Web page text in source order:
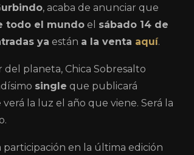
, acaba de anunciar que
todo el mundo el sábado 14 de
ya están a la venta aquí.
planeta, Chica Sobresalto
single que publicará
la luz el año que viene. Será la
participación en la última edición